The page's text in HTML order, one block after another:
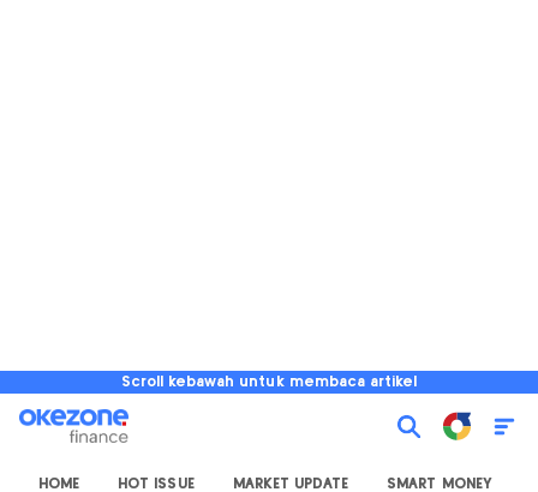
Scroll kebawah untuk membaca artikel
HOME HOT ISSUE MARKET UPDATE SMART MONEY